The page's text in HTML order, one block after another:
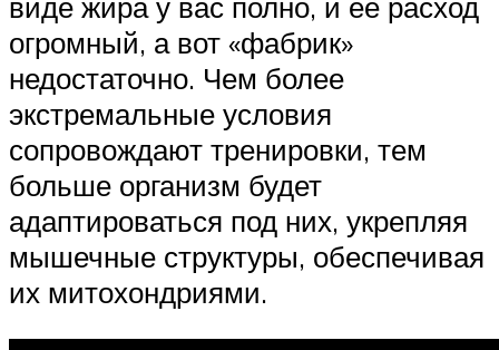
огромный, а вот «фабрик»
недостаточно. Чем более
экстремальные условия
сопровождают тренировки, тем
больше организм будет
адаптироваться под них, укрепляя
мышечные структуры, обеспечивая
их митохондриями.